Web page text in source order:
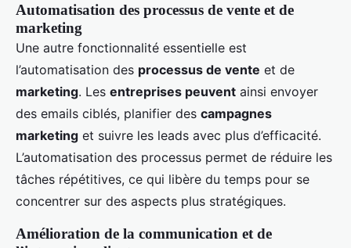
Automatisation des processus de vente et de
marketing
Une autre fonctionnalité essentielle est
l’automatisation des processus de vente et de
marketing. Les entreprises peuvent ainsi envoyer
des emails ciblés, planifier des campagnes
marketing et suivre les leads avec plus d’efficacité.
L’automatisation des processus permet de réduire les
tâches répétitives, ce qui libère du temps pour se
concentrer sur des aspects plus stratégiques.
Amélioration de la communication et de